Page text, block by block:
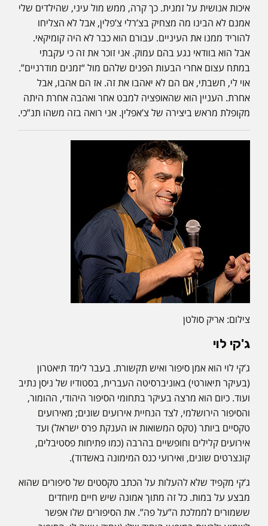
איכות אנושית על זמנית. כך קרה, ממש מול עיני, שהילדים שלי
אמנם לא הבינו מה מצחיק בצ’רלי צ’פלין, אבל לא הצליחו
להוריד ממנו את העיניים. עבורם הוא כבר לא היה קומיקאי.
אבל הוא בוודאי נגע בהם עמוק. אני זוכר את זה כי עקבתי
במתח עצום אחרי הבעות הפנים שלהם מול “זמנים מודרניים”.
אוי לי, חשבתי, אם הם לא יאהבו את זה. אז הם אהבו, אבל
אחרת. העניין הוא שהאופציה למבט אחר ואהבה אחרת היתה
מקופלת מראש ביצירה של צ’אפלין. אני רואה בזה משהו תנ”כי.
צילום: אריק סולטן
ג'קי לוי
ג’קי לוי הוא אמן סיפור ואיש תקשורת. בעבר לימד תיאטרון
(בעיקר תיאורטי) באוניברסיטה העברית, בסטודיו של ניסן נתיב
ועוד. כיום הוא מרצה בעיקר בתחומי הסיפור היהודי, ההומור,
והסיפור הירושלמי, לצד הנחיית אירועים שונים; מאירועים
טקסיים ביותר (טקס המשואות או הענקת פרס ישראל) ועד
אירועים קלילים וחופשיים בהרבה (כמו פתיחות פסטיבלים,
קונצרטים שונים, ואירועי כנס המימונה באשדוד).
ג’קי מקפיד שלא להעלות על הכתב טקסטים של סיפורים שהוא
מבצע על במות. כל זה מתוך אמונה שיש חיים מיוחדים
ששמורים לממלכת ה”על פה”. את הסיפורים שלו אפשר